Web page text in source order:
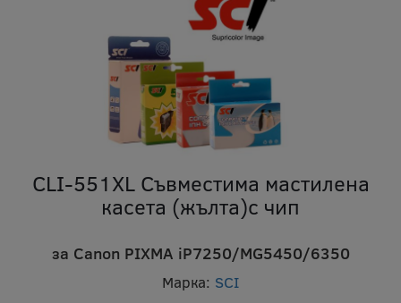
CLI-551XL Съвместима мастилена
касета (жълта)с чип
за Canon PIXMA iP7250/MG5450/6350
Марка: SCI